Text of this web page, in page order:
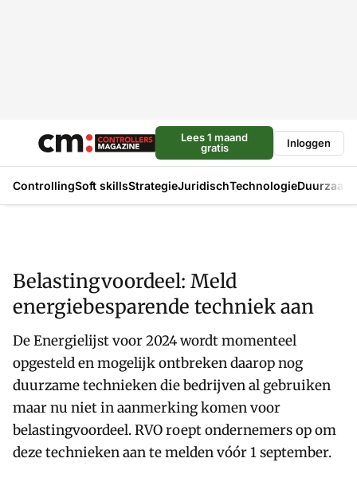
Lees 1 maand
gratis
Inloggen
ControllingSoft skillsStrategieJuridischTechnologie
Belastingvoordeel: Meld
energiebesparende techniek aan
De Energielijst voor 2024 wordt momenteel
opgesteld en mogelijk ontbreken daarop nog
duurzame technieken die bedrijven al gebruiken
maar nu niet in aanmerking komen voor
belastingvoordeel. RVO roept ondernemers op om
deze technieken aan te melden vóór 1 september.